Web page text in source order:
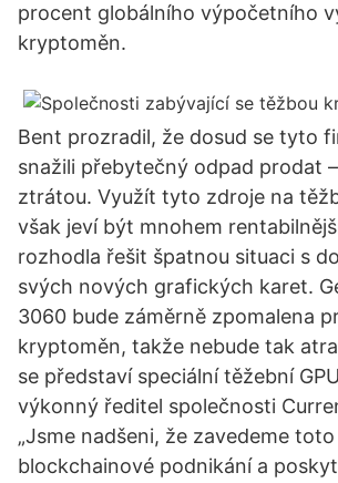
procent globálního výpočetního
kryptoměn.
Bent prozradil, že dosud se tyto
snažili přebytečný odpad prodat
ztrátou. Využít tyto zdroje na
však jeví být mnohem
rozhodla řešit špatnou situaci s
svých nových grafických karet.
3060 bude záměrně zpomalena
kryptoměn, takže nebude tak
se představí speciální těžební
výkonný ředitel společnosti
„Jsme nadšeni, že zavedeme
blockchainové podnikání a